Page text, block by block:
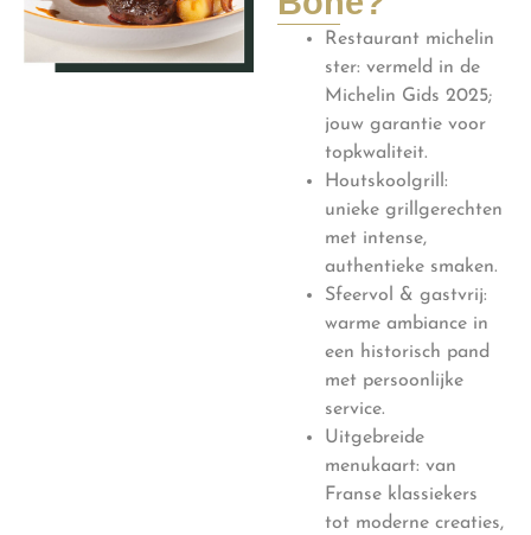
Restaurant michelin
ster: vermeld in de
Michelin Gids 2025;
jouw garantie voor
topkwaliteit.
Houtskoolgrill:
unieke grillgerechten
met intense,
authentieke smaken.
Sfeervol & gastvrij:
warme ambiance in
een historisch pand
met persoonlijke
service.
Uitgebreide
menukaart: van
Franse klassiekers
tot moderne creaties,